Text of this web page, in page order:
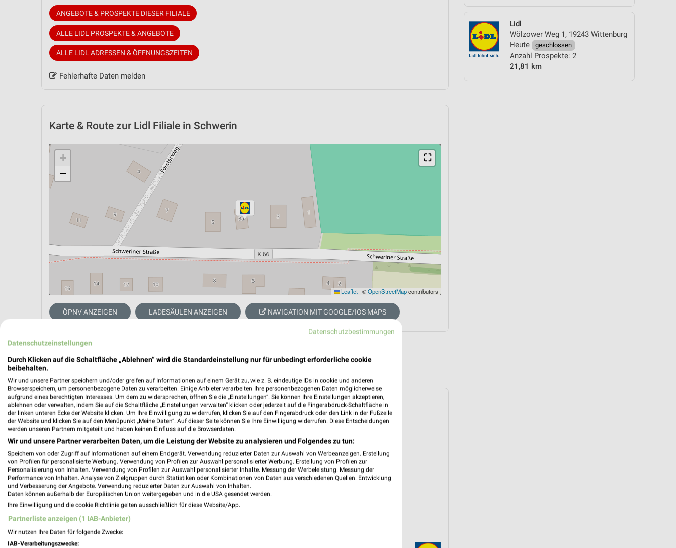
Lidl
Wölzower Weg 1, 19243 Wittenburg
Heute
geschlossen
Anzahl Prospekte: 2
21,81 km
ANGEBOTE & PROSPEKTE DIESER FILIALE
ALLE LIDL PROSPEKTE & ANGEBOTE
ALLE LIDL ADRESSEN & ÖFFNUNGSZEITEN
Fehlerhafte Daten melden
Karte & Route zur Lidl Filiale in Schwerin
⛶
+
−
Leaflet | ©OpenStreetMapcontributors
ÖPNV ANZEIGEN LADESÄULEN ANZEIGEN NAVIGATION MIT GOOGLE/IOS MAPS
Anzahl Prospekte: 2
❯
Lidl Prospekt für Schwerin ab Mo. den 10.08.
Gültig von 10. Aug. bis 15. Aug.
PROSPEKT BLÄTTERN
Datenschutzbestimmungen
Datenschutzeinstellungen
Durch Klicken auf die Schaltfläche „Ablehnen“ wird die Standardeinstellung nur für unbedingt erforderliche cookie
beibehalten.
Wir und unsere Partner speichern und/oder greifen auf Informationen auf einem Gerät zu, wie z. B. eindeutige IDs in cookie und anderen
Browserspeichern, um personenbezogene Daten zu verarbeiten. Einige Anbieter verarbeiten Ihre personenbezogenen Daten möglicherweise
aufgrund eines berechtigten Interesses. Um dem zu widersprechen, öffnen Sie die „Einstellungen“. Sie können Ihre Einstellungen akzeptieren,
ablehnen oder verwalten, indem Sie auf die Schaltfläche „Einstellungen verwalten“ klicken oder jederzeit auf die Fingerabdruck-Schaltfläche in
der linken unteren Ecke der Website klicken. Um Ihre Einwilligung zu widerrufen, klicken Sie auf den Fingerabdruck oder den Link in der Fußzeile
der Website und klicken Sie auf den Menüpunkt „Meine Daten“. Auf dieser Seite können Sie Ihre Einwilligung widerrufen. Diese Entscheidungen
werden unseren Partnern mitgeteilt und haben keinen Einfluss auf die Browserdaten.
Wir und unsere Partner verarbeiten Daten, um die Leistung der Website zu analysieren und Folgendes zu tun:
Speichern von oder Zugriff auf Informationen auf einem Endgerät. Verwendung reduzierter Daten zur Auswahl von Werbeanzeigen. Erstellung
von Profilen für personalisierte Werbung. Verwendung von Profilen zur Auswahl personalisierter Werbung. Erstellung von Profilen zur
Personalisierung von Inhalten. Verwendung von Profilen zur Auswahl personalisierter Inhalte. Messung der Werbeleistung. Messung der
Performance von Inhalten. Analyse von Zielgruppen durch Statistiken oder Kombinationen von Daten aus verschiedenen Quellen. Entwicklung
und Verbesserung der Angebote. Verwendung reduzierter Daten zur Auswahl von Inhalten.
Daten können außerhalb der Europäischen Union weitergegeben und in die USA gesendet werden.
Ihre Einwilligung und die cookie Richtlinie gelten ausschließlich für diese Website/App.
Partnerliste anzeigen (1 IAB-Anbieter)
Wir nutzen Ihre Daten für folgende Zwecke:
IAB-Verarbeitungszwecke: